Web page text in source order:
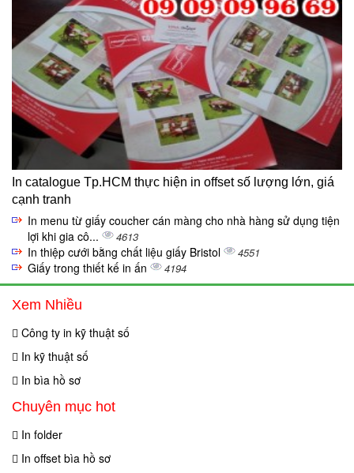
In catalogue Tp.HCM thực hiện in offset số lượng lớn, giá
cạnh tranh
In menu từ giấy coucher cán màng cho nhà hàng sử dụng tiện
lợi khi gia cô...
4613
In thiệp cưới bằng chất liệu giấy Bristol 4551
Giấy trong thiết kế in ấn 4194
Xem Nhiều
Công ty in kỹ thuật số
In kỹ thuật số
In bìa hồ sơ
Chuyên mục hot
In folder
In offset bìa hồ sơ